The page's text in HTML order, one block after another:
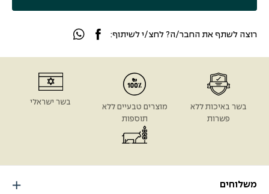
משלוחים
רוצה לשתף את החבר/ה? לחצ/י לשיתוף:
בשר באיכות ללא
פשרות
מוצרים טבעיים ללא
תוספות
בשר ישראלי